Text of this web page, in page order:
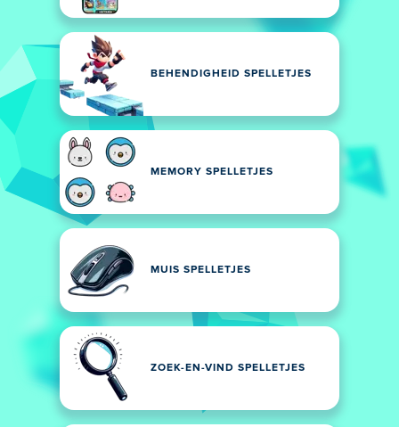
BEHENDIGHEID SPELLETJES
MEMORY SPELLETJES
MUIS SPELLETJES
ZOEK-EN-VIND SPELLETJES